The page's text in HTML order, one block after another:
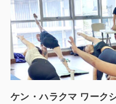
ケン・ハラクマ ワーク